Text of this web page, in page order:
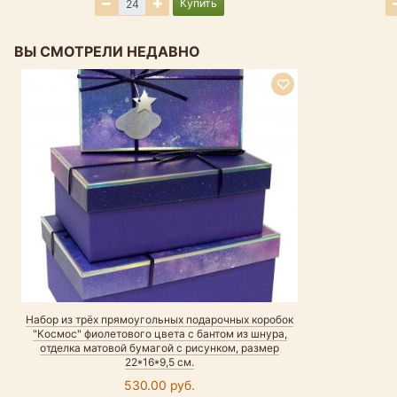
Купить
ВЫ СМОТРЕЛИ НЕДАВНО
Набор из трёх прямоугольных подарочных коробок
"Космос" фиолетового цвета с бантом из шнура,
отделка матовой бумагой с рисунком, размер
22*16*9,5 см.
530.00 руб.